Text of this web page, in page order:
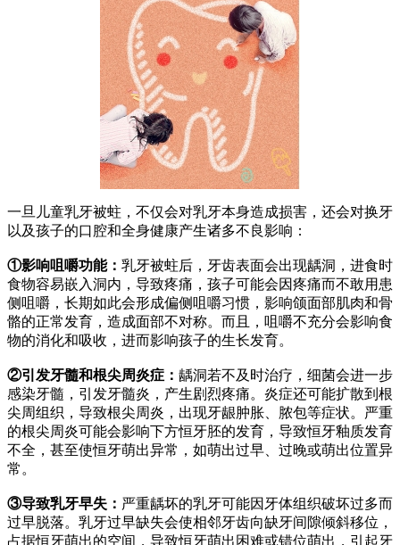
一旦儿童乳牙被蛀，不仅会对乳牙本身造成损害，还会对换牙
以及孩子的口腔和全身健康产生诸多不良影响：
①影响咀嚼功能： 乳牙被蛀后，牙齿表面会出现龋洞，进食时
食物容易嵌入洞内，导致疼痛，孩子可能会因疼痛而不敢用患
侧咀嚼，长期如此会形成偏侧咀嚼习惯，影响颌面部肌肉和骨
骼的正常发育，造成面部不对称。而且，咀嚼不充分会影响食
物的消化和吸收，进而影响孩子的生长发育。
②引发牙髓和根尖周炎症： 龋洞若不及时治疗，细菌会进一步
感染牙髓，引发牙髓炎，产生剧烈疼痛。炎症还可能扩散到根
尖周组织，导致根尖周炎，出现牙龈肿胀、脓包等症状。严重
的根尖周炎可能会影响下方恒牙胚的发育，导致恒牙釉质发育
不全，甚至使恒牙萌出异常，如萌出过早、过晚或萌出位置异
常。
③导致乳牙早失： 严重龋坏的乳牙可能因牙体组织破坏过多而
过早脱落。乳牙过早缺失会使相邻牙齿向缺牙间隙倾斜移位，
占据恒牙萌出的空间，导致恒牙萌出困难或错位萌出，引起牙